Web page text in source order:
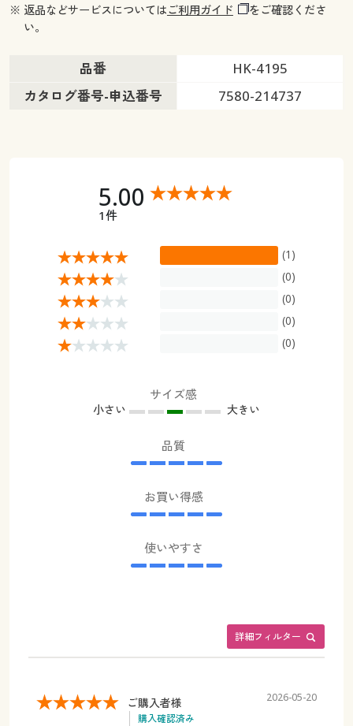
※ 返品などサービスについてはご利用ガイド
をご確認くださ
い。
品番
HK-4195
カタログ番号-申込番号
7580-214737
5.00
1件
(1)
(0)
(0)
(0)
(0)
サイズ感
小さい 大きい
品質
お買い得感
使いやすさ
詳細フィルター
ご購入者様
購入確認済み
2026-05-20